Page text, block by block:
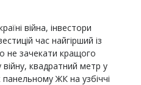
війна, інвестори
час найгірший із
не зачекати кращого
квадратний метр у
ЖК на узбіччі